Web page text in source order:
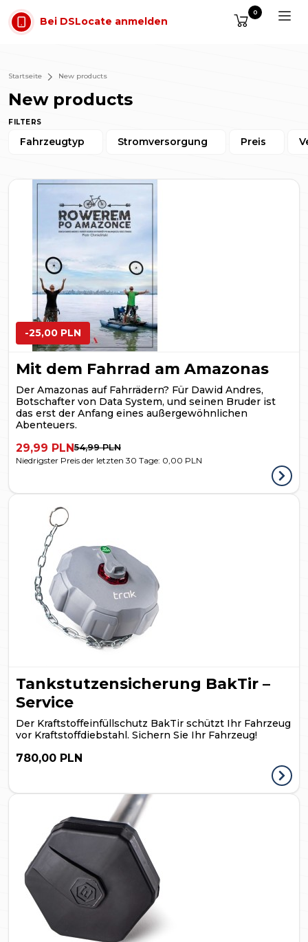
Zum Inhalt springen
Bei DSLocate anmelden
0
Startseite New products
New products
FILTERS
Fahrzeugtyp Stromversorgung Preis
-25,00 PLN
Mit dem Fahrrad am Amazonas
Der Amazonas auf Fahrrädern? Für Dawid Andres,
Botschafter von Data System, und seinen Bruder ist
das erst der Anfang eines außergewöhnlichen
Abenteuers.
54,99 PLN
29,99 PLN
Niedrigster Preis der letzten 30 Tage: 0,00 PLN
Tankstutzensicherung BakTir –
Service
Der Kraftstoffeinfüllschutz BakTir schützt Ihr Fahrzeug
vor Kraftstoffdiebstahl. Sichern Sie Ihr Fahrzeug!
780,00 PLN